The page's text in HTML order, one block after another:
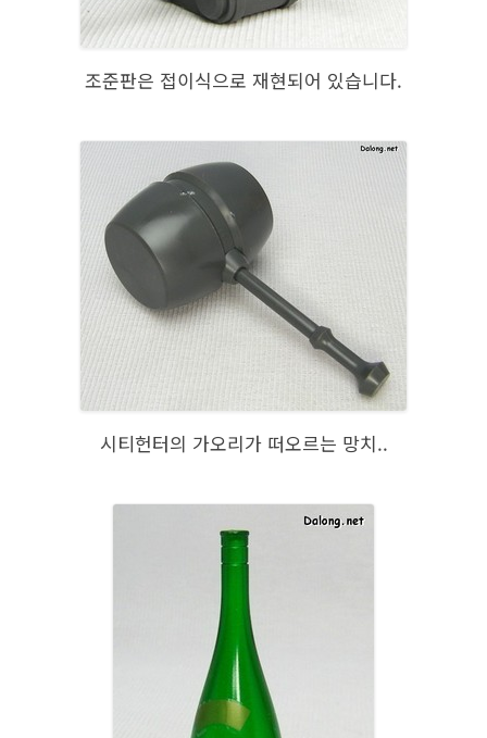
조준판은 접이식으로 재현되어 있습니다.
시티헌터의 가오리가 떠오르는 망치..